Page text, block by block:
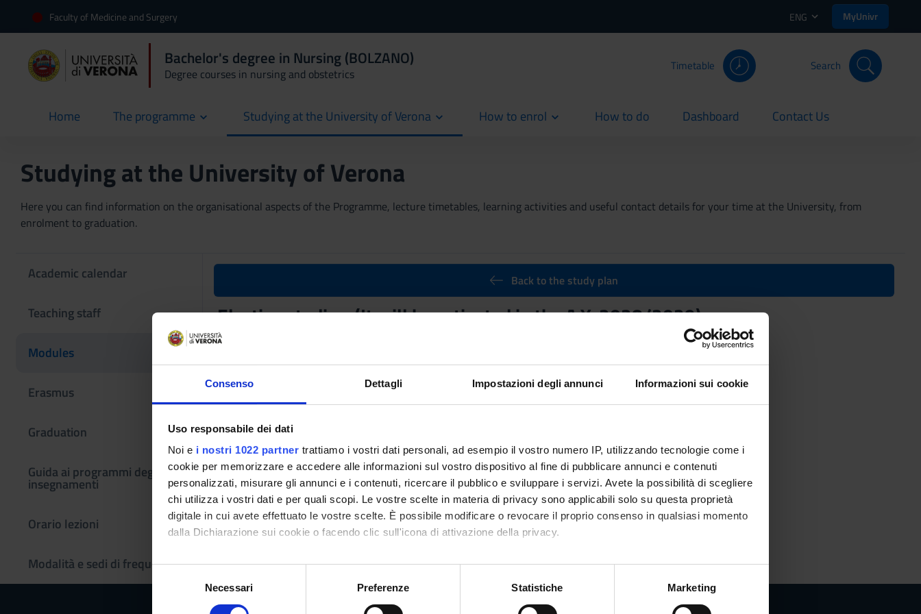
Consenso Dettagli Impostazioni degli annunci Informazioni sui cookie
Uso responsabile dei dati
Noi e i nostri 1022 partner trattiamo i vostri dati personali, ad esempio il vostro numero IP, utilizzando tecnologie come i
cookie per memorizzare e accedere alle informazioni sul vostro dispositivo al fine di pubblicare annunci e contenuti
personalizzati, misurare gli annunci e i contenuti, ricercare il pubblico e sviluppare i servizi. Avete la possibilità di scegliere
chi utilizza i vostri dati e per quali scopi. Le vostre scelte in materia di privacy sono applicabili solo su questa proprietà
digitale in cui avete effettuato le vostre scelte. È possibile modificare o revocare il proprio consenso in qualsiasi momento
dalla Dichiarazione sui cookie o facendo clic sull'icona di attivazione della privacy.
Con il tuo consenso, vorremmo anche:
raccogliere informazioni sulla tua posizione geografica, con un'approssimazione di qualche metro,
Necessari Preferenze Statistiche Marketing
Faculty of Medicine and Surgery ENG MyUnivr
Bachelor's degree in Nursing (BOLZANO)
Degree courses in nursing and obstetrics
Timetable Search
Home
current The programme Studying at the University of Verona How to enrol How to do
current Dashboard
current Contact Us
current
Studying at the University of Verona
Here you can find information on the organisational aspects of the Programme, lecture timetables, learning activities and useful contact details for your time at the University, from
enrolment to graduation.
Academic calendar
Teaching staff
Modules
Erasmus
Graduation
Guida ai programmi degli
insegnamenti
Orario lezioni
Modalità e sedi di frequenza
Back to the study plan
Elective studies (It will be activated in the A.Y. 2028/2029)
Teaching code
Scientific Disciplinary Sector (SSD)
- - -